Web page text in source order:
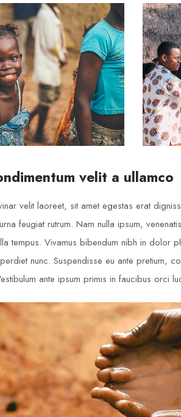
velit a ullamco
velit laoreet, sit amet egestas erat
feugiat rutrum. Nam nulla ipsum,
tempus. Vivamus bibendum nibh in dolor
nunc. Suspendisse eu ante pretium,
ante ipsum primis in faucibus orci